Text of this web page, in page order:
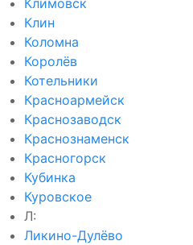
Клин
Коломна
Королёв
Котельники
Красноармейск
Краснозаводск
Краснознаменск
Красногорск
Кубинка
Куровское
Л:
Ликино-Дулёво